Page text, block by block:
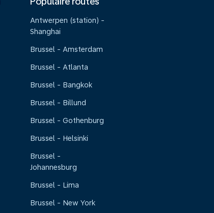
Antwerpen (station) -
Shanghai
Brussel - Amsterdam
Brussel - Atlanta
Brussel - Bangkok
Brussel - Billund
Brussel - Gothenburg
Brussel - Helsinki
Brussel -
Johannesburg
Brussel - Lima
Brussel - New York